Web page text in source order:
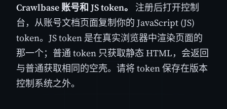
Crawlbase 账号和 JS token。
注册后打开控制
台，从账号文档页面复制你的 JavaScript (JS)
token。JS token 是在真实浏览器中渲染页面的
那一个；普通 token 只获取静态 HTML，会返回
与普通获取相同的空壳。请将 token 保存在版本
控制系统之外。